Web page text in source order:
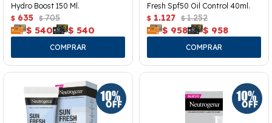
Hydro Boost 150 Ml.
$ 635 $ 705
$ 540 $ 540
Fresh Spf50 Oil Control 40ml.
$ 1.127 $ 1.252
$ 958 $ 958